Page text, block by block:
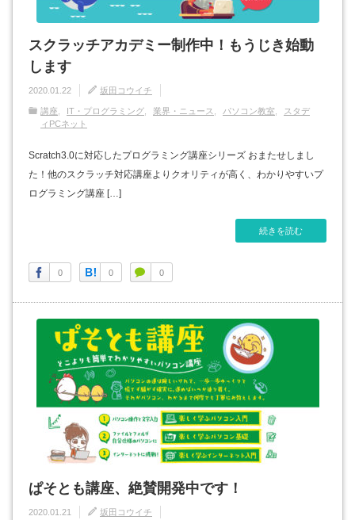
スクラッチアカデミー制作中！もうじき始動
します
2020.01.22 坂田コウイチ
講座 IT・プログラミング 業界・ニュース パソコン教室
スタデ
ィPCネット
Scratch3.0に対応したプログラミング講座シリーズ おまたせしまし
た！他のスクラッチ対応講座よりクオリティが高く、わかりやすいプ
ログラミング講座 […]
続きを読む
0 0 0
ぱそとも講座、絶賛開発中です！
2020.01.21 坂田コウイチ